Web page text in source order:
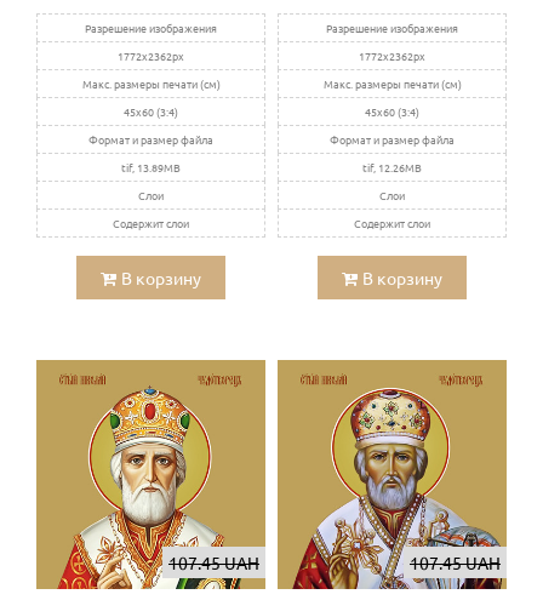
Разрешение изображения
1772x2362px
Макс. размеры печати (см)
45x60 (3:4)
Формат и размер файла
tif, 13.89MB
Слои
Содержит слои
В корзину
Разрешение изображения
1772x2362px
Макс. размеры печати (см)
45x60 (3:4)
Формат и размер файла
tif, 12.26MB
Слои
Содержит слои
В корзину
107.45 UAH 107.45 UAH